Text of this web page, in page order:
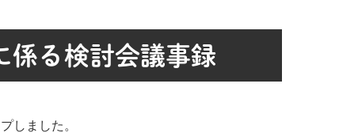
係る検討会議事録
しました。